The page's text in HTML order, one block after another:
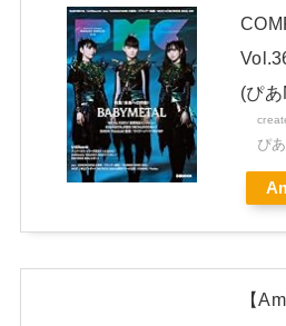
JAPAN EDITION)」着弾
【櫻坂46】村山美羽、まさかの
【画像】ビリー・アイリッシュ
見える衣装を着て炎上 NEW!
【BABYMETAL】METAL
(ぴ
ぴあ
【